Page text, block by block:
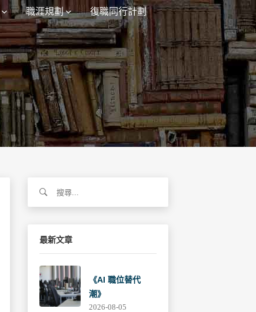
職涯規劃 復職同行計劃
關
最新文章
《AI 職位替代
潮》
2026-08-05